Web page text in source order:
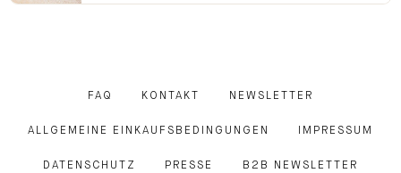
FAQ KONTAKT NEWSLETTER
ALLGEMEINE EINKAUFSBEDINGUNGEN IMPRESSUM
DATENSCHUTZ PRESSE B2B NEWSLETTER